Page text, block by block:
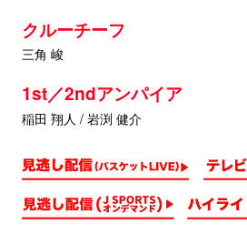
クルーチーフ
三角 峻
1st／2ndアンパイア
稲田 翔人 / 岩渕 健介